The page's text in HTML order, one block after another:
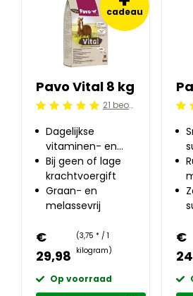
cadeau
Pavo Vital 8 kg
Beoordeling: 5/5 21 beoordelingen
Dagelijkse
vitaminen- en
mineralenbalancer
Bij geen of lage
krachtvoergift
Graan- en
melassevrij
€
29,98
(3,75 * / 1
kilogram)
Op voorraad
€